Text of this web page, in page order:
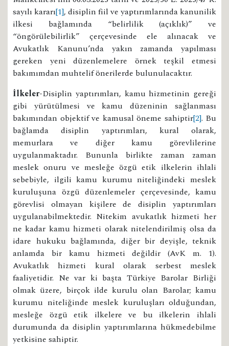
sayılı kararı[1], disiplin fiil ve yaptırımlarında kanunilik
ilkesi bağlamında “belirlilik (açıklık)” ve
“öngörülebilirlik” çerçevesinde ele alınacak ve
Avukatlık Kanunu’nda yakın zamanda yapılması
gereken yeni düzenlemelere örnek teşkil etmesi
bakımımdan muhtelif önerilerde bulunulacaktır.
İlkeler-Disiplin yaptırımları, kamu hizmetinin gereği
gibi yürütülmesi ve kamu düzeninin sağlanması
bakımından objektif ve kamusal öneme sahiptir[2]. Bu
bağlamda disiplin yaptırımları, kural olarak,
memurlara ve diğer kamu görevlilerine
uygulanmaktadır. Bununla birlikte zaman zaman
meslek onuru ve mesleğe özgü etik ilkelerin ihlali
sebebiyle, ilgili kamu kurumu niteliğindeki meslek
kuruluşuna özgü düzenlemeler çerçevesinde, kamu
görevlisi olmayan kişilere de disiplin yaptırımları
uygulanabilmektedir. Nitekim avukatlık hizmeti her
ne kadar kamu hizmeti olarak nitelendirilmiş olsa da
idare hukuku bağlamında, diğer bir deyişle, teknik
anlamda bir kamu hizmeti değildir (AvK m. 1).
Avukatlık hizmeti kural olarak serbest meslek
faaliyetidir. Ne var ki başta Türkiye Barolar Birliği
olmak üzere, birçok ilde kurulu olan Barolar; kamu
kurumu niteliğinde meslek kuruluşları olduğundan,
mesleğe özgü etik ilkelere ve bu ilkelerin ihlali
durumunda da disiplin yaptırımlarına hükmedebilme
yetkisine sahiptir.